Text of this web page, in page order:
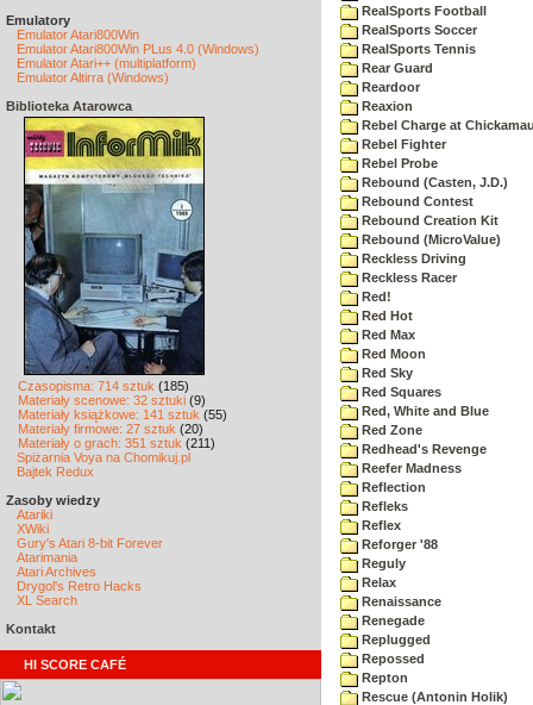
Emulatory
Emulator Atari800Win
Emulator Atari800Win PLus 4.0 (Windows)
Emulator Atari++ (multiplatform)
Emulator Altirra (Windows)
Biblioteka Atarowca
Czasopisma: 714 sztuk (185)
Materiały scenowe: 32 sztuki (9)
Materiały książkowe: 141 sztuk (55)
Materiały firmowe: 27 sztuk (20)
Materiały o grach: 351 sztuk (211)
Spiżarnia Voya na Chomikuj.pl
Bajtek Redux
Zasoby wiedzy
Atariki
XWiki
Gury's Atari 8-bit Forever
Atarimania
Atari Archives
Drygol's Retro Hacks
XL Search
Kontakt
HI SCORE CAFÉ
RealSports Football
RealSports Soccer
RealSports Tennis
Rear Guard
Reardoor
Reaxion
Rebel Charge at
Rebel Fighter
Rebel Probe
Rebound (Casten, J.D.)
Rebound Contest
Rebound Creation Kit
Rebound (MicroValue)
Reckless Driving
Reckless Racer
Red!
Red Hot
Red Max
Red Moon
Red Sky
Red Squares
Red, White and Blue
Red Zone
Redhead's Revenge
Reefer Madness
Reflection
Refleks
Reflex
Reforger '88
Reguly
Relax
Renaissance
Renegade
Replugged
Repossed
Repton
Rescue (Antonin Holik)